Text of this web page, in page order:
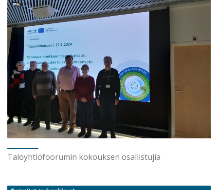
Taloyhtiöfoorumin kokouksen osallistujia